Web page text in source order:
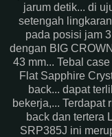
jarum detik... di
setengah
pada posisi jam
dengan BIG
43 mm... Tebal
Flat Sapphire
back... dapat
bekerja,... Terdapat
back dan tertera
SRP385J ini